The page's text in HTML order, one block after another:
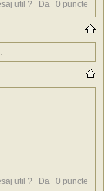
util ? Da 0 puncte
util ? Da 0 puncte